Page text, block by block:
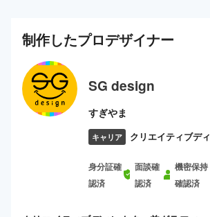
制作したプロデザイナー
SG design
すぎやま
キャリア クリエイティブデ
身分証確
認済
面談確
認済
機密保持
確認済